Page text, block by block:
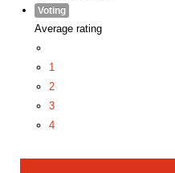
Voting
Average rating
1
2
3
4